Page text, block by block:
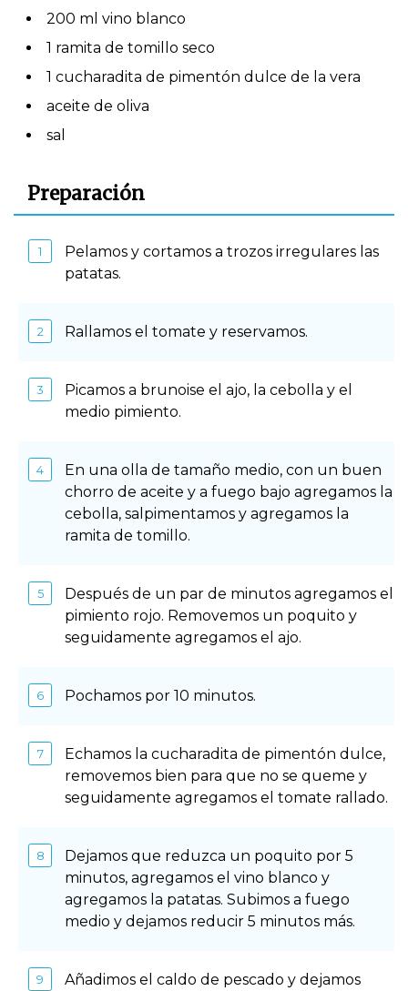
200 ml vino blanco
1 ramita de tomillo seco
1 cucharadita de pimentón dulce de la vera
aceite de oliva
sal
Preparación
Pelamos y cortamos a trozos irregulares las
patatas.
Rallamos el tomate y reservamos.
Picamos a brunoise el ajo, la cebolla y el
medio pimiento.
En una olla de tamaño medio, con un buen
chorro de aceite y a fuego bajo agregamos la
cebolla, salpimentamos y agregamos la
ramita de tomillo.
Después de un par de minutos agregamos el
pimiento rojo. Removemos un poquito y
seguidamente agregamos el ajo.
Pochamos por 10 minutos.
Echamos la cucharadita de pimentón dulce,
removemos bien para que no se queme y
seguidamente agregamos el tomate rallado.
Dejamos que reduzca un poquito por 5
minutos, agregamos el vino blanco y
agregamos la patatas. Subimos a fuego
medio y dejamos reducir 5 minutos más.
Añadimos el caldo de pescado y dejamos